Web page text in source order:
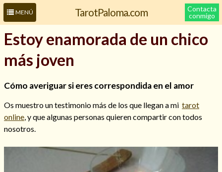
MENÚ TarotPaloma.com
Contacta
conmigo
Leer más sobre mí
Estoy enamorada de un chico
más joven
Cómo averiguar si eres correspondida en el amor
Os muestro un testimonio más de los que llegan a mi tarot
online , y que algunas personas quieren compartir con todos
nosotros.